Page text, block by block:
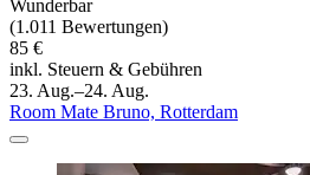
Wunderbar
(1.011 Bewertungen)
85 €
inkl. Steuern & Gebühren
23. Aug.–24. Aug.
Room Mate Bruno, Rotterdam